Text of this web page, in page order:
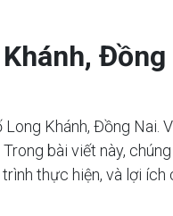
Khánh, Đồng Nai.
bài viết này,
thực hiện, và lợi